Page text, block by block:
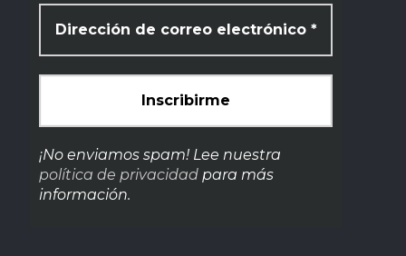
¡No enviamos spam! Lee nuestra
política de privacidad para más
información.